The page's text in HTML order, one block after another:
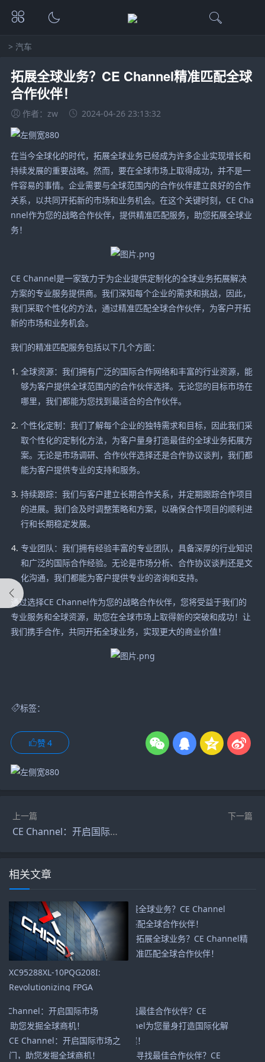
> 汽车
拓展全球业务？CE Channel精准匹配全球
合作伙伴！
作者：zw 2024-04-26 23:13:32
在当今全球化的时代，拓展全球业务已经成为许多企业实现增长和
持续发展的重要战略。然而，要在全球市场上取得成功，并不是一
件容易的事情。企业需要与全球范围内的合作伙伴建立良好的合作
关系，以共同开拓新的市场和业务机会。在这个关键时刻，CE Cha
nnel作为您的战略合作伙伴，提供精准匹配服务，助您拓展全球业
务！
CE Channel是一家致力于为企业提供定制化的全球业务拓展解决
方案的专业服务提供商。我们深知每个企业的需求和挑战，因此，
我们采取个性化的方法，通过精准匹配全球合作伙伴，为客户开拓
新的市场和业务机会。
我们的精准匹配服务包括以下几个方面：
全球资源：我们拥有广泛的国际合作网络和丰富的行业资源，能
够为客户提供全球范围内的合作伙伴选择。无论您的目标市场在
哪里，我们都能为您找到最适合的合作伙伴。
个性化定制：我们了解每个企业的独特需求和目标，因此我们采
取个性化的定制化方法，为客户量身打造最佳的全球业务拓展方
案。无论是市场调研、合作伙伴选择还是合作协议谈判，我们都
能为客户提供专业的支持和服务。
持续跟踪：我们与客户建立长期合作关系，并定期跟踪合作项目
的进展。我们会及时调整策略和方案，以确保合作项目的顺利进
行和长期稳定发展。
专业团队：我们拥有经验丰富的专业团队，具备深厚的行业知识
和广泛的国际合作经验。无论是市场分析、合作协议谈判还是文
化沟通，我们都能为客户提供专业的咨询和支持。
通过选择CE Channel作为您的战略合作伙伴，您将受益于我们的
专业服务和全球资源，助您在全球市场上取得新的突破和成功！让
我们携手合作，共同开拓全球业务，实现更大的商业价值！
标签：
赞4
上一篇
CE Channel：开启国际市场之门，助您发掘全球商机！
下一篇
相关文章
XC95288XL-10PQG208I:
Revolutionizing FPGA
Performance Computing |
ChipsX
拓展全球业务？CE Channel精
准匹配全球合作伙伴！
CE Channel：开启国际市场之
门，助您发掘全球商机！
寻找最佳合作伙伴？CE